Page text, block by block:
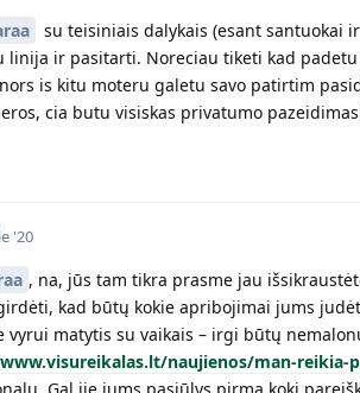
su teisiniais dalykais (esant santuokai
linija ir pasitarti. Noreciau tiketi kad
is kitu moteru galetu savo patirtim
cia butu visiskas privatumo
'20
, na, jūs tam tikra prasme jau
kad būtų kokie apribojimai jums
vyrui matytis su vaikais – irgi būtų
naujienos/man-reikia-
Gal jie jums pasiūlys pirma kokį